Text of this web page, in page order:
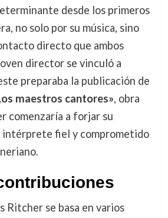
desde los primeros
no solo por su música, sino
directo que ambos
director se vinculó a
preparaba la publicación de
maestros cantores», obra
comenzaría a forjar su
intérprete fiel y comprometido
Ritcher se basa en varios